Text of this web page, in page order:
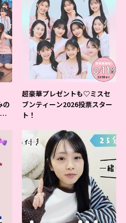
の
超豪華プレゼントも♡ミスセ
ブンティーン2026投票スター
ト！